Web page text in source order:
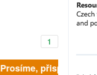
1
přispějte. ➥